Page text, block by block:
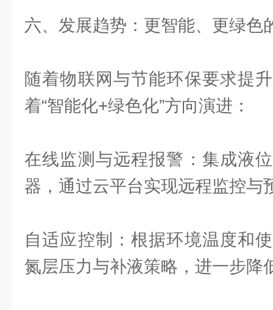
六、发展趋势：更智能、更绿色
随着物联网与节能环保要求提
着“智能化+绿色化”方向演进：
在线监测与远程报警：集成液
器，通过云平台实现远程监控与
自适应控制：根据环境温度和
氮层压力与补液策略，进一步降